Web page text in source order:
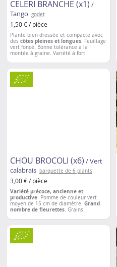
CELERI BRANCHE (x1) /
Tango godet
1,50 € / pièce
Plante bien dressée et compacte avec
des côtes pleines et longues. Feuillage
vert foncé. Bonne tolérance à la
montée à graine. Variété à fort
Espacement entre les plantations
cm
CHOU BROCOLI (x6) / Vert
calabrais barquette de 6 plants
3,00 € / pièce
Variété précoce, ancienne et
productive. Pomme de couleur vert
moyen de 15 cm de diamètre. Grand
nombre de fleurettes. Grains
Espacement entre les plantations
60 cm